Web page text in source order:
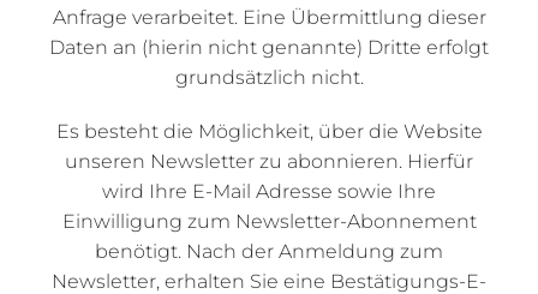
Anfrage verarbeitet. Eine Übermittlung dieser
Daten an (hierin nicht genannte) Dritte erfolgt
grundsätzlich nicht.
Es besteht die Möglichkeit, über die Website
unseren Newsletter zu abonnieren. Hierfür
wird Ihre E-Mail Adresse sowie Ihre
Einwilligung zum Newsletter-Abonnement
benötigt. Nach der Anmeldung zum
Newsletter, erhalten Sie eine Bestätigungs-E-